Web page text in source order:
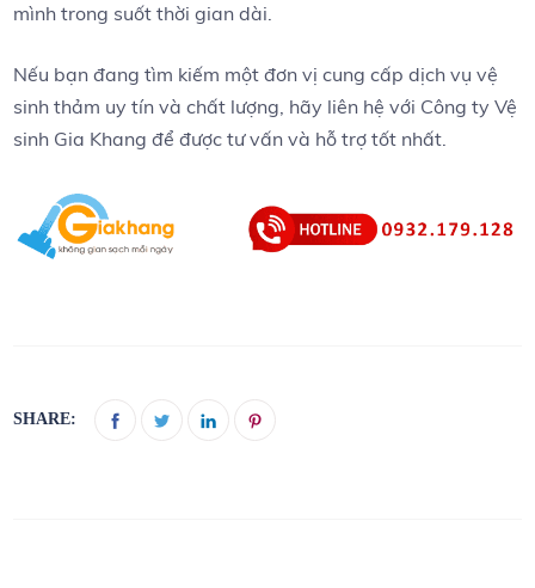
mình trong suốt thời gian dài.
Nếu bạn đang tìm kiếm một đơn vị cung cấp dịch vụ vệ
sinh thảm uy tín và chất lượng, hãy liên hệ với Công ty Vệ
sinh Gia Khang để được tư vấn và hỗ trợ tốt nhất.
SHARE: